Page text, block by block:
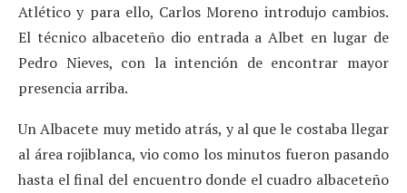
Atlético y para ello, Carlos Moreno introdujo cambios.
El técnico albaceteño dio entrada a Albet en lugar de
Pedro Nieves, con la intención de encontrar mayor
presencia arriba.
Un Albacete muy metido atrás, y al que le costaba llegar
al área rojiblanca, vio como los minutos fueron pasando
hasta el final del encuentro donde el cuadro albaceteño